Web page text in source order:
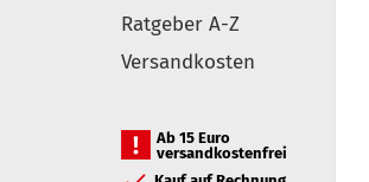
Ratgeber A-Z
Versandkosten
Ab 15 Euro
versandkostenfrei